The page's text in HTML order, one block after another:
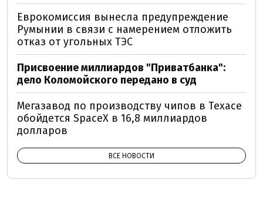
Еврокомиссия вынесла предупреждение
Румынии в связи с намерением отложить
отказ от угольных ТЭС
Присвоение миллиардов "Приватбанка":
дело Коломойского передано в суд
Мегазавод по производству чипов в Техасе
обойдется SpaceX в 16,8 миллиардов
долларов
ВСЕ НОВОСТИ